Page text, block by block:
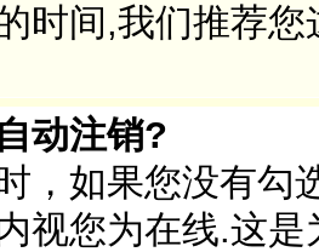
时间,我们推荐您
动注销?
，如果您没有勾
视您为在线.这